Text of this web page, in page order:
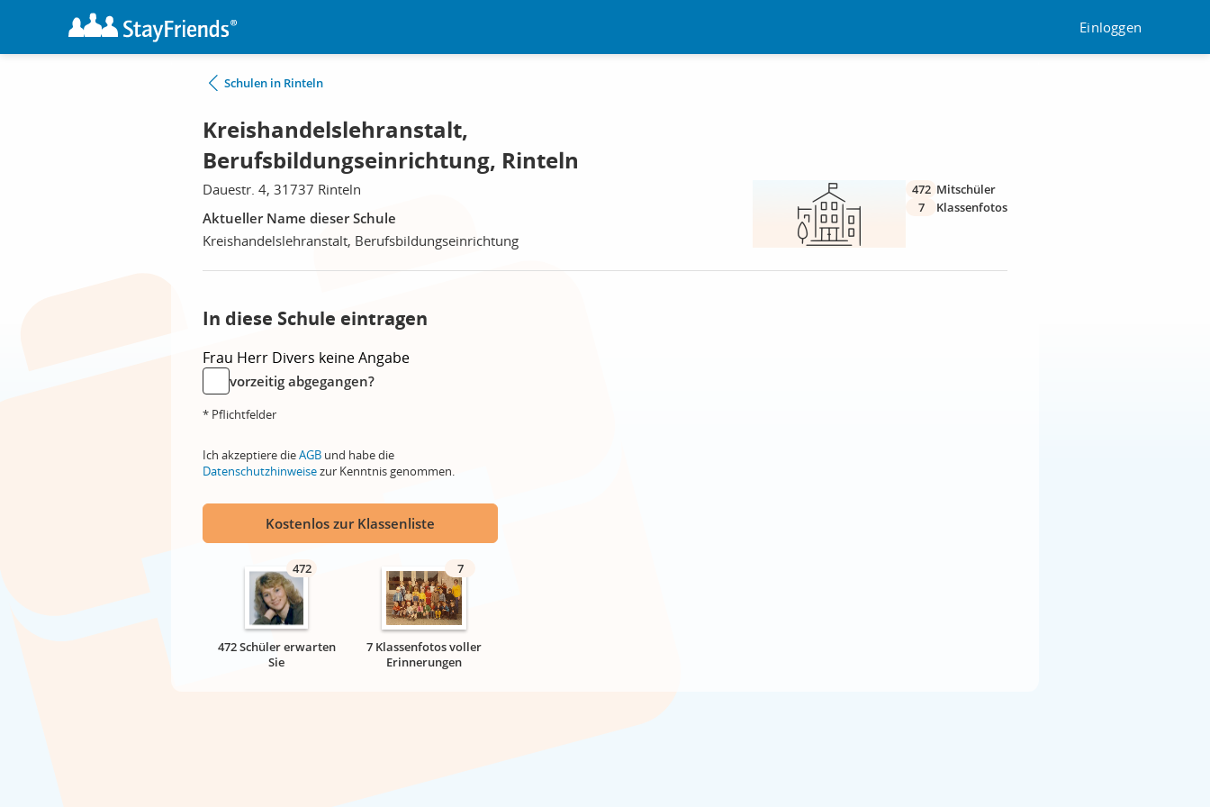
Einloggen
Schulen in Rinteln
Kreishandelslehranstalt,
Berufsbildungseinrichtung, Rinteln
Dauestr. 4, 31737 Rinteln
Aktueller Name dieser Schule
Kreishandelslehranstalt, Berufsbildungseinrichtung
472 Mitschüler
7
Klassenfotos
In diese Schule eintragen
Frau Herr Divers keine Angabe
vorzeitig abgegangen?
* Pflichtfelder
Ich akzeptiere dieAGB und habe die
Datenschutzhinweisezur Kenntnis genommen.
Kostenlos zur Klassenliste
472
472 Schüler erwarten
Sie
7
7 Klassenfotos voller
Erinnerungen